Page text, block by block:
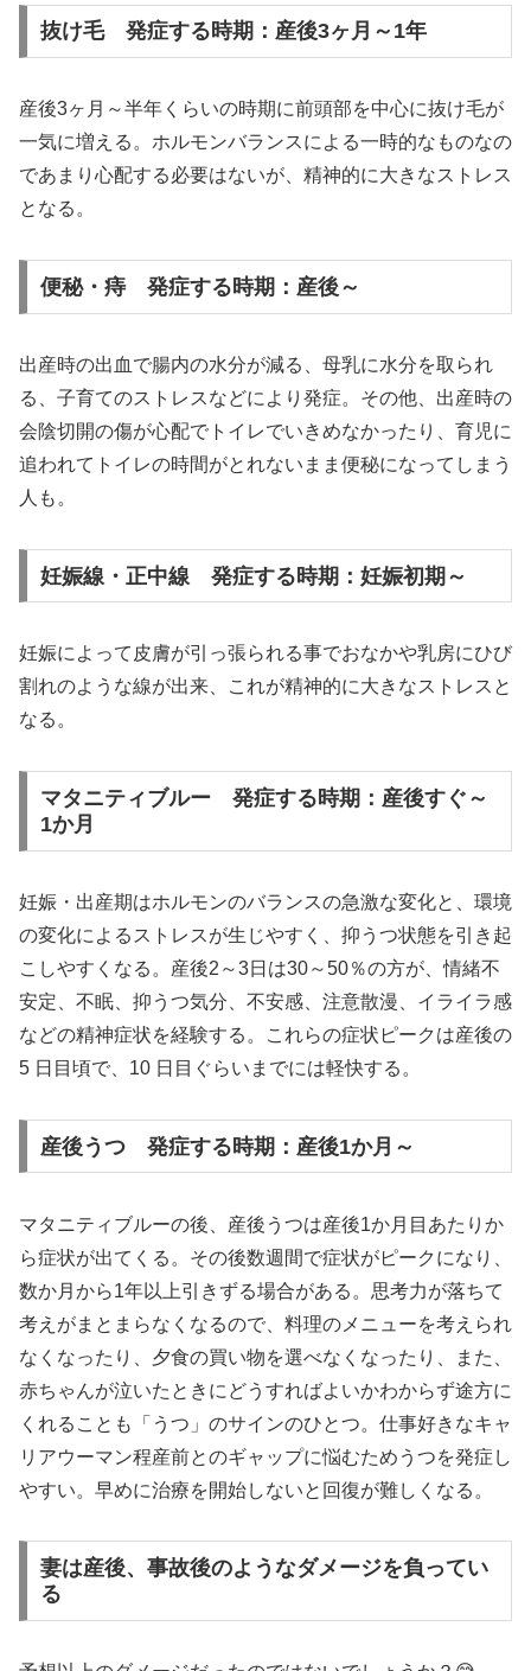
抜け毛 発症する時期：産後3ヶ月～1年
産後3ヶ月～半年くらいの時期に前頭部を中心に抜け毛が
一気に増える。ホルモンバランスによる一時的なものなの
であまり心配する必要はないが、精神的に大きなストレス
となる。
便秘・痔 発症する時期：産後～
出産時の出血で腸内の水分が減る、母乳に水分を取られ
る、子育てのストレスなどにより発症。その他、出産時の
会陰切開の傷が心配でトイレでいきめなかったり、育児に
追われてトイレの時間がとれないまま便秘になってしまう
人も。
妊娠線・正中線 発症する時期：妊娠初期～
妊娠によって皮膚が引っ張られる事でおなかや乳房にひび
割れのような線が出来、これが精神的に大きなストレスと
なる。
マタニティブルー 発症する時期：産後すぐ～
1か月
妊娠・出産期はホルモンのバランスの急激な変化と、環境
の変化によるストレスが生じやすく、抑うつ状態を引き起
こしやすくなる。産後2～3日は30～50％の方が、情緒不
安定、不眠、抑うつ気分、不安感、注意散漫、イライラ感
などの精神症状を経験する。これらの症状ピークは産後の
5 日目頃で、10 日目ぐらいまでには軽快する。
産後うつ 発症する時期：産後1か月～
マタニティブルーの後、産後うつは産後1か月目あたりか
ら症状が出てくる。その後数週間で症状がピークになり、
数か月から1年以上引きずる場合がある。思考力が落ちて
考えがまとまらなくなるので、料理のメニューを考えられ
なくなったり、夕食の買い物を選べなくなったり、また、
赤ちゃんが泣いたときにどうすればよいかわからず途方に
くれることも「うつ」のサインのひとつ。仕事好きなキャ
リアウーマン程産前とのギャップに悩むためうつを発症し
やすい。早めに治療を開始しないと回復が難しくなる。
妻は産後、事故後のようなダメージを負ってい
る